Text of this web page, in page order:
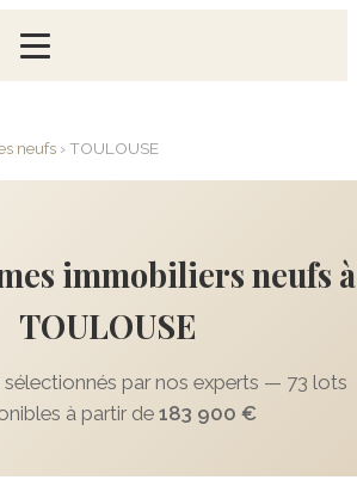
neufs ›TOULOUSE
immobiliers neufs à
TOULOUSE
par nos experts — 73 lots
à partir de 183 900 €